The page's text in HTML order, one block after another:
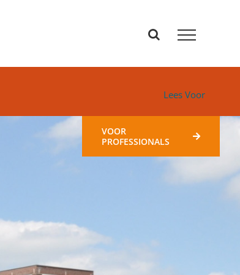
Lees Voor
VOOR
PROFESSIONALS